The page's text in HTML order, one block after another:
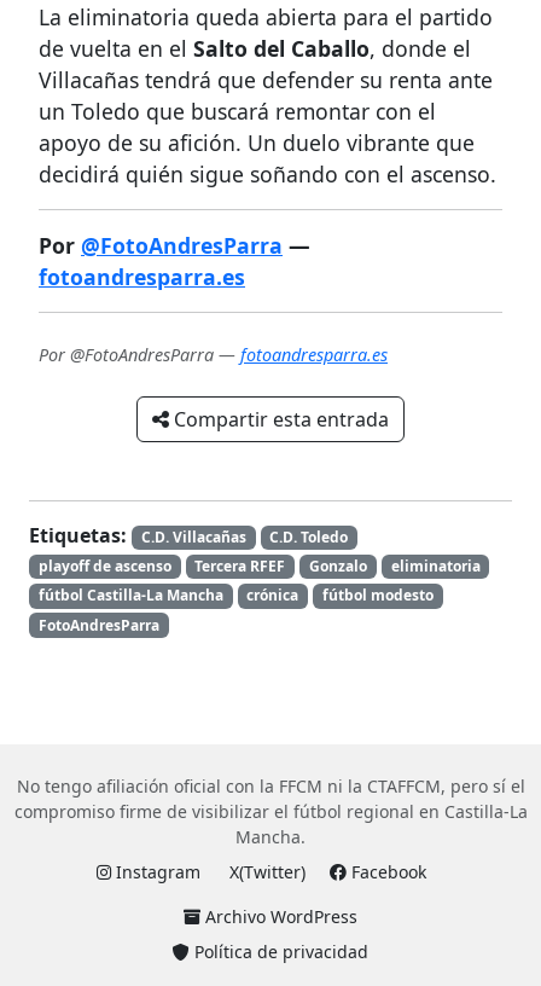
La eliminatoria queda abierta para el partido
de vuelta en el Salto del Caballo, donde el
Villacañas tendrá que defender su renta ante
un Toledo que buscará remontar con el
apoyo de su afición. Un duelo vibrante que
decidirá quién sigue soñando con el ascenso.
Por @FotoAndresParra —
fotoandresparra.es
Por @FotoAndresParra — fotoandresparra.es
Compartir esta entrada
Etiquetas: C.D. Villacañas
C.D. Toledo
playoff de ascenso
Tercera RFEF Gonzalo
eliminatoria
fútbol Castilla-La Mancha
crónica
fútbol modesto
FotoAndresParra
No tengo afiliación oficial con la FFCM ni la CTAFFCM, pero sí el
compromiso firme de visibilizar el fútbol regional en Castilla-La
Mancha.
Instagram
X(Twitter)
Facebook
Archivo WordPress
Política de privacidad